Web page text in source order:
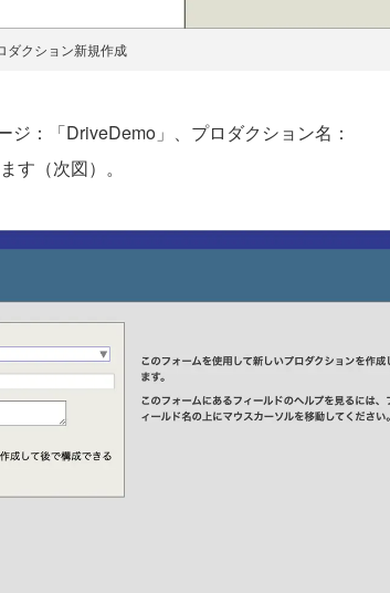
ダクション新規作成
：「DriveDemo」、プロダクション名：
す（次図）。